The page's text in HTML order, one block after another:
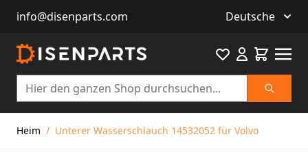
info@disenparts.com Deutsche
Suche
Favourite
Heim / Unterer Wasserschlauch 14532052 für Volvo